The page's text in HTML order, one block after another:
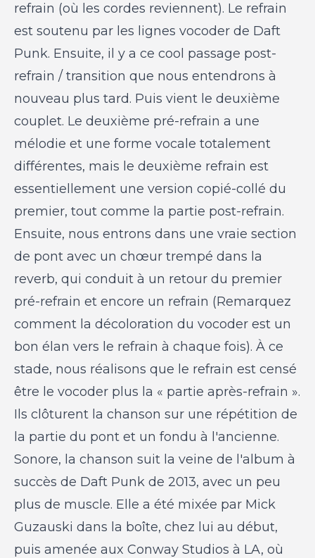
refrain (où les cordes reviennent). Le refrain
est soutenu par les lignes vocoder de Daft
Punk. Ensuite, il y a ce cool passage post-
refrain / transition que nous entendrons à
nouveau plus tard. Puis vient le deuxième
couplet. Le deuxième pré-refrain a une
mélodie et une forme vocale totalement
différentes, mais le deuxième refrain est
essentiellement une version copié-collé du
premier, tout comme la partie post-refrain.
Ensuite, nous entrons dans une vraie section
de pont avec un chœur trempé dans la
reverb, qui conduit à un retour du premier
pré-refrain et encore un refrain (Remarquez
comment la décoloration du vocoder est un
bon élan vers le refrain à chaque fois). À ce
stade, nous réalisons que le refrain est censé
être le vocoder plus la « partie après-refrain ».
Ils clôturent la chanson sur une répétition de
la partie du pont et un fondu à l'ancienne.
Sonore, la chanson suit la veine de l'album à
succès de Daft Punk de 2013, avec un peu
plus de muscle. Elle a été mixée par Mick
Guzauski dans la boîte, chez lui au début,
puis amenée aux Conway Studios à LA, où